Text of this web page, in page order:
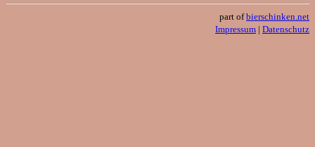
part ofbierschinken.net
Impressum | Datenschutz